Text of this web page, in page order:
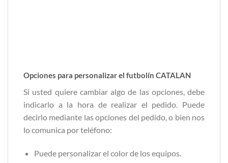
Opciones para personalizar el futbolín CATALAN
Si usted quiere cambiar algo de las opciones, debe
indicarlo a la hora de realizar el pedido. Puede
decirlo mediante las opciones del pedido, o bien nos
lo comunica por teléfono:
Puede personalizar el color de los equipos.